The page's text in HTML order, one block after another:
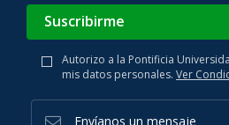
Suscribirme
Autorizo a la Pontificia
mis datos personales. Ver
Envíanos un mensaje